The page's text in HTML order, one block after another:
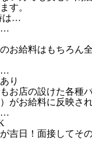
す。
は…
…
お給料はもちろん
…
り
お店の設けた各種
がお給料に反映され
…
吉日！面接してそ